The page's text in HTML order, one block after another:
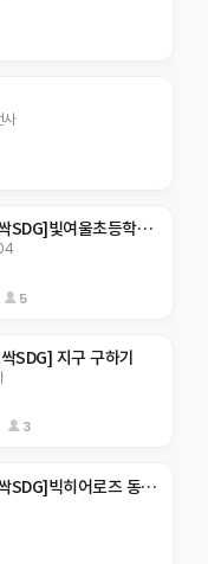
사
[디지털새싹SDG]빛여울초등학교 sysj_1004
5
SDG] 지구 구하기
3
[디지털새싹SDG]빅히어로즈 동홍초 미래